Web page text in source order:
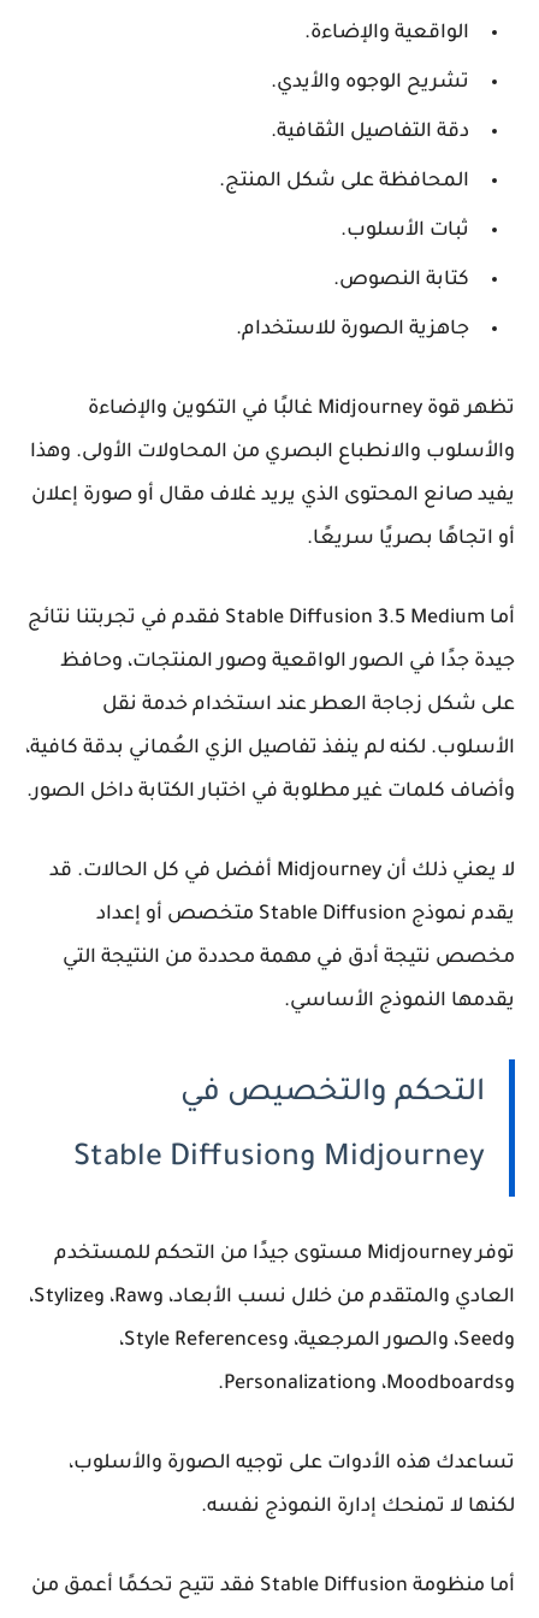
الواقعية والإضاءة.
تشريح الوجوه والأيدي.
دقة التفاصيل الثقافية.
المحافظة على شكل المنتج.
ثبات الأسلوب.
كتابة النصوص.
جاهزية الصورة للاستخدام.
تظهر قوة Midjourney غالبًا في التكوين والإضاءة
والأسلوب والانطباع البصري من المحاولات الأولى. وهذا
يفيد صانع المحتوى الذي يريد غلاف مقال أو صورة إعلان
أو اتجاهًا بصريًا سريعًا.
أما Stable Diffusion 3.5 Medium فقدم في تجربتنا نتائج
جيدة جدًا في الصور الواقعية وصور المنتجات، وحافظ
على شكل زجاجة العطر عند استخدام خدمة نقل
الأسلوب. لكنه لم ينفذ تفاصيل الزي العُماني بدقة كافية،
وأضاف كلمات غير مطلوبة في اختبار الكتابة داخل الصور.
لا يعني ذلك أن Midjourney أفضل في كل الحالات. قد
يقدم نموذج Stable Diffusion متخصص أو إعداد
مخصص نتيجة أدق في مهمة محددة من النتيجة التي
يقدمها النموذج الأساسي.
التحكم والتخصيص في
Midjourney وStable Diffusion
توفر Midjourney مستوى جيدًا من التحكم للمستخدم
العادي والمتقدم من خلال نسب الأبعاد، وRaw، وStylize،
وSeed، والصور المرجعية، وStyle References،
وMoodboards، وPersonalization
.
تساعدك هذه الأدوات على توجيه الصورة والأسلوب،
لكنها لا تمنحك إدارة النموذج نفسه.
أما منظومة Stable Diffusion فقد تتيح تحكمًا أعمق من